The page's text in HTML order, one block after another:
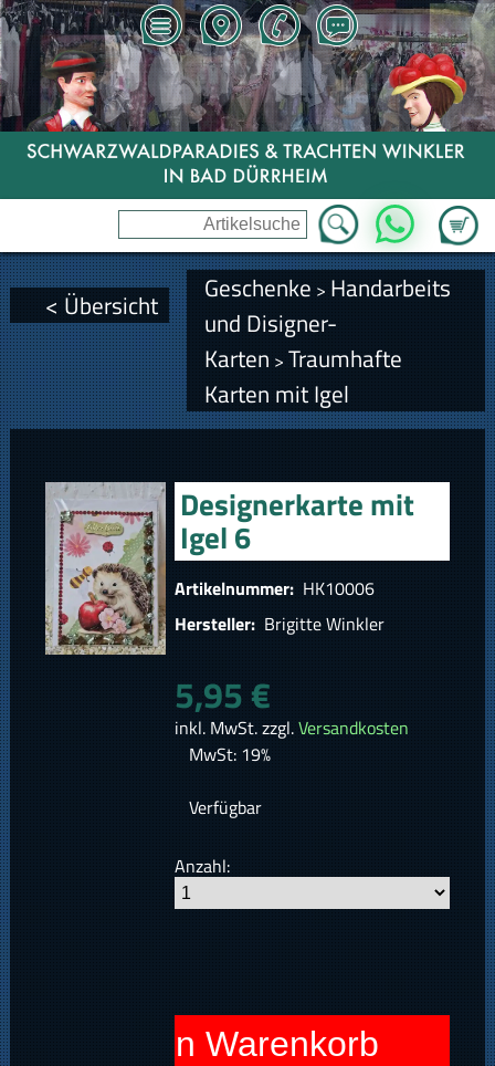
Zum
WhatsApp
< Übersicht Geschenke > Handarbeits
und Disigner-
Karten > Traumhafte
Karten mit Igel
Designerkarte mit
Igel 6
Artikelnummer: HK10006
Hersteller: Brigitte Winkler
5,95 €
inkl. MwSt. zzgl.Versandkosten
MwSt: 19%
Verfügbar
Anzahl:
In den Warenkorb